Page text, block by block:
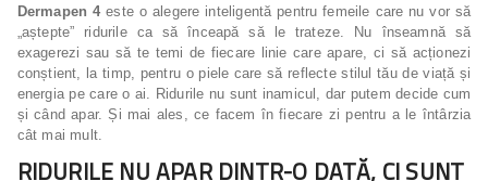
Dermapen 4 este o alegere inteligentă pentru femeile care nu vor să
„aștepte” ridurile ca să înceapă să le trateze. Nu înseamnă să
exagerezi sau să te temi de fiecare linie care apare, ci să acționezi
conștient, la timp, pentru o piele care să reflecte stilul tău de viață și
energia pe care o ai. Ridurile nu sunt inamicul, dar putem decide cum
și când apar. Și mai ales, ce facem în fiecare zi pentru a le întârzia
cât mai mult.
RIDURILE NU APAR DINTR-O DATĂ, CI SUNT